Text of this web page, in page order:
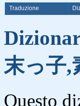
Traduzione
末っ子,
Questo